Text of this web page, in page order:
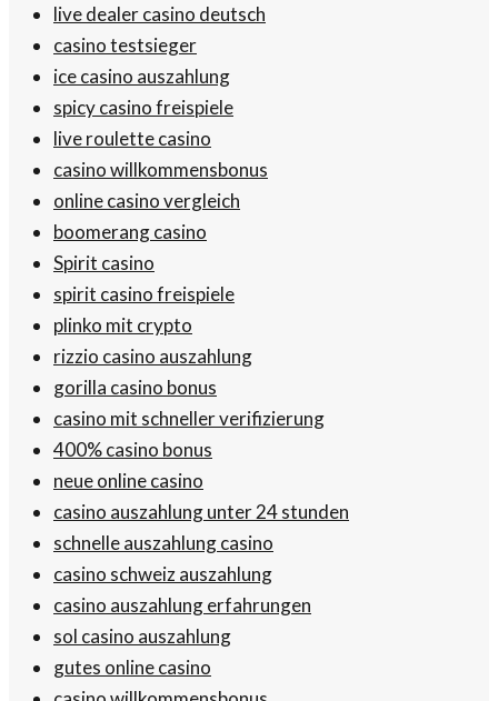
live dealer casino deutsch
casino testsieger
ice casino auszahlung
spicy casino freispiele
live roulette casino
casino willkommensbonus
online casino vergleich
boomerang casino
Spirit casino
spirit casino freispiele
plinko mit crypto
rizzio casino auszahlung
gorilla casino bonus
casino mit schneller verifizierung
400% casino bonus
neue online casino
casino auszahlung unter 24 stunden
schnelle auszahlung casino
casino schweiz auszahlung
casino auszahlung erfahrungen
sol casino auszahlung
gutes online casino